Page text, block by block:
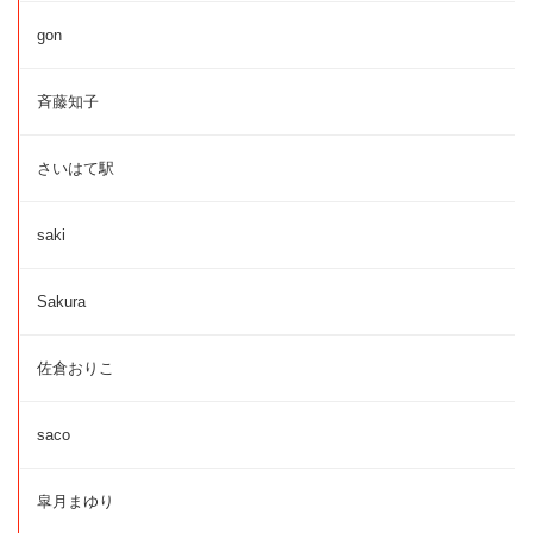
gon
斉藤知子
さいはて駅
saki
Sakura
佐倉おりこ
saco
皐月まゆり